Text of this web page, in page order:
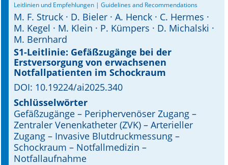
Aktuelle Ausgabe
Leitlinien
Archiv
Supplements
Supplements OrphanAnesthesia
Online First
A&I English
Leitlinien und Empfehlungen | Guidelines and Recommendations
M. F. Struck · D. Bieler · A. Henck · C. Hermes ·
M. Kegel · M. Klein · P. Kümpers · D. Michalski ·
M. Bernhard
S1-Leitlinie: Gefäßzugänge bei der
Erstversorgung von erwachsenen
Notfallpatienten im Schockraum
DOI: 10.19224/ai2025.340
Schlüsselwörter
Gefäßzugänge – Periphervenöser Zugang –
Zentraler Venenkatheter (ZVK) – Arterieller
Zugang – Invasive Blutdruckmessung –
Schockraum – Notfallmedizin –
Notfallaufnahme